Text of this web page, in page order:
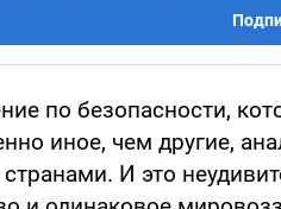
по безопасности,
иное, чем другие,
И это